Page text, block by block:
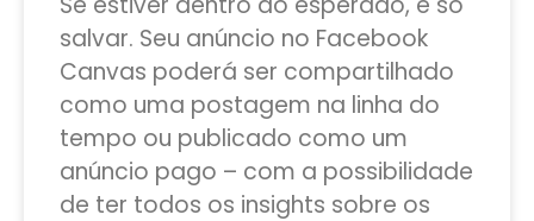
salvar. Seu anúncio no Facebook
Canvas poderá ser compartilhado
como uma postagem na linha do
tempo ou publicado como um
anúncio pago – com a possibilidade
de ter todos os insights sobre os